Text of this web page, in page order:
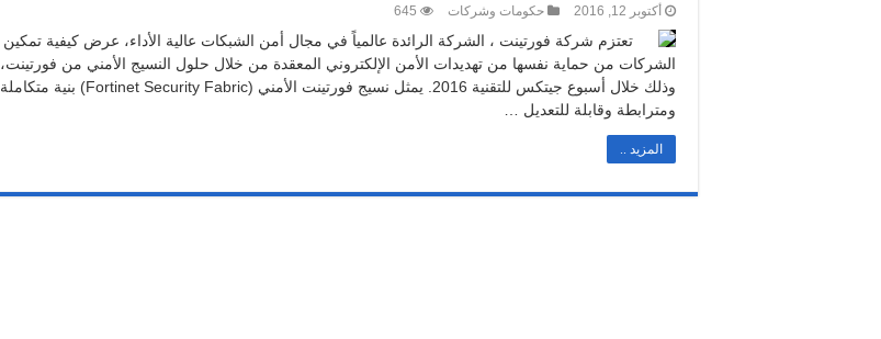
أكتوبر 12, 2016 حكومات وشركات 645
تعتزم شركة فورتينت ، الشركة الرائدة عالمياً في مجال أمن الشبكات عالية الأداء، عرض كيفية تمكين
الشركات من حماية نفسها من تهديدات الأمن الإلكتروني المعقدة من خلال حلول النسيج الأمني من فورتينت،
وذلك خلال أسبوع جيتكس للتقنية 2016. يمثل نسيج فورتينت الأمني (Fortinet Security Fabric) بنية متكاملة
ومترابطة وقابلة للتعديل …
المزيد ..